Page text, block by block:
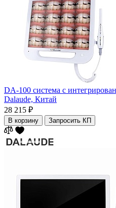
DA-100 система с
Dalaude, Китай
28 215 ₽
В корзину Запросить КП